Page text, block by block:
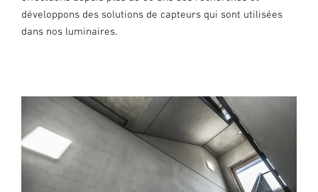
développons des solutions de capteurs qui sont utilisées
dans nos luminaires.